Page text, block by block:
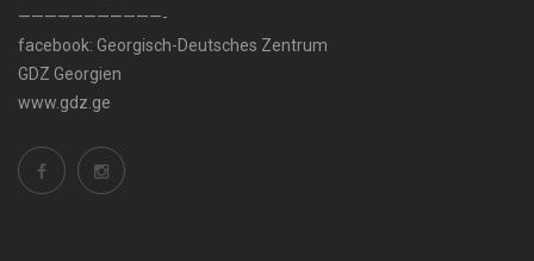
———————————-
facebook: Georgisch-Deutsches Zentrum
GDZ Georgien
www.gdz.ge